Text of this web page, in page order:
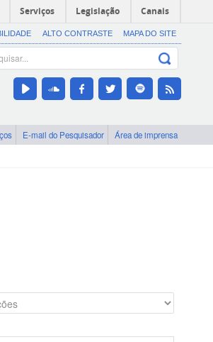
Serviços Legislação Canais
ALTO CONTRASTE MAPA DO SITE
E-mail do Pesquisador Área de imprensa